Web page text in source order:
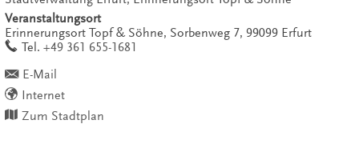
Veranstaltungsort
Erinnerungsort Topf & Söhne, Sorbenweg 7, 99099 Erfurt
work
Tel. +49 361 655-1681
E-Mail
Internet
Zum Stadtplan